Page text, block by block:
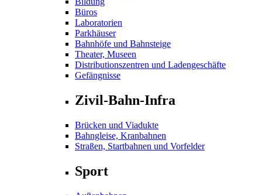
Büros
Laboratorien
Parkhäuser
Bahnhöfe und Bahnsteige
Theater, Museen
Distributionszentren und Ladengeschäfte
Gefängnisse
Zivil-Bahn-Infra
Brücken und Viadukte
Bahngleise, Kranbahnen
Straßen, Startbahnen und Vorfelder
Sport